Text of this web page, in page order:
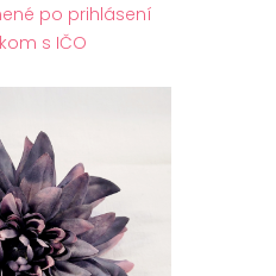
po prihlásení
s IČO